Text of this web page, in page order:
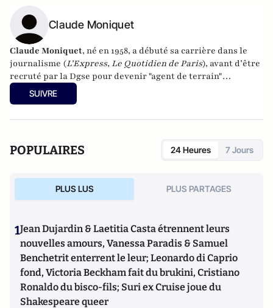
Claude Moniquet
Claude Moniquet, né en 1958, a débuté sa carrière dans le
journalisme (L’Express, Le Quotidien de Paris), avant d’être
recruté par la Dgse pour devenir "agent de terrain"
clandestin. Il exerce ainsi sous cette couverture derrière le
Rideau de fer à la fin de l’ère soviétique, dans la Russie des
Strategic Intelligence and Security Center.De 2001 à 2004, il
terrorisme, et est aujourd’hui consultant d’iTélé et RTL. Il
est l’auteur, notamment, de
Néo-djihadistes : Ils sont parmi
nous(Jourdan, 2013) etDjihad : d’Al-Qaïda à l’État
Diable(Archipel, 2016) et, avec Genovefa Etienne, desServices Secrets
Nuls(First, 2016). Il est également scénariste de bandes dessinées: Deux
Hommes en Guerre (Lombard, 2017 et 2018). Il réside à Bruxelles.
SUIVRE
POPULAIRES 24 Heures 7 Jours
PLUS LUS PLUS PARTAGES
1Jean Dujardin & Laetitia Casta étrennent leurs
nouvelles amours, Vanessa Paradis & Samuel
Benchetrit enterrent le leur; Leonardo di Caprio
fond, Victoria Beckham fait du brukini, Cristiano
Ronaldo du bisco-fils; Suri ex Cruise joue du
Shakespeare queer